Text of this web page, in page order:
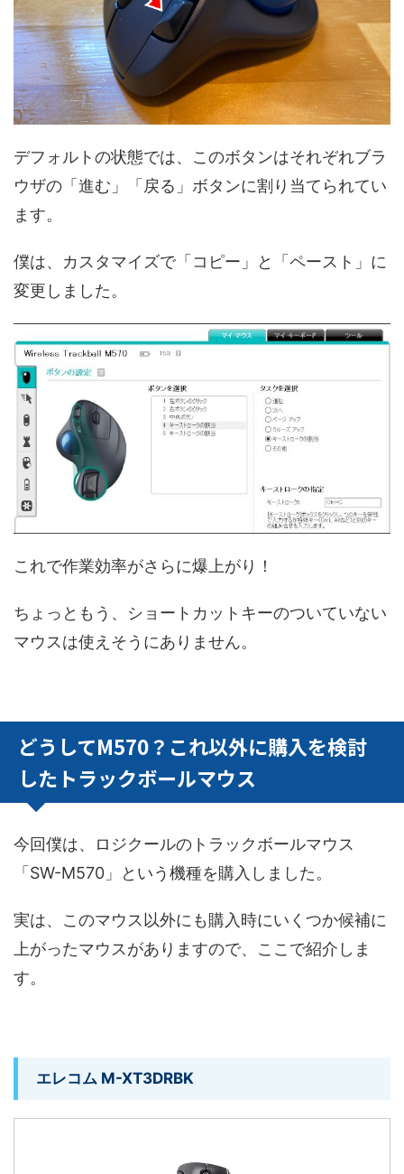
デフォルトの状態では、このボタンはそれぞれブラ
ウザの「進む」「戻る」ボタンに割り当てられてい
ます。
僕は、カスタマイズで「コピー」と「ペースト」に
変更しました。
これで作業効率がさらに爆上がり！
ちょっともう、ショートカットキーのついていない
マウスは使えそうにありません。
どうしてM570？これ以外に購入を検討
したトラックボールマウス
今回僕は、ロジクールのトラックボールマウス
「SW-M570」という機種を購入しました。
実は、このマウス以外にも購入時にいくつか候補に
上がったマウスがありますので、ここで紹介しま
す。
エレコム M-XT3DRBK